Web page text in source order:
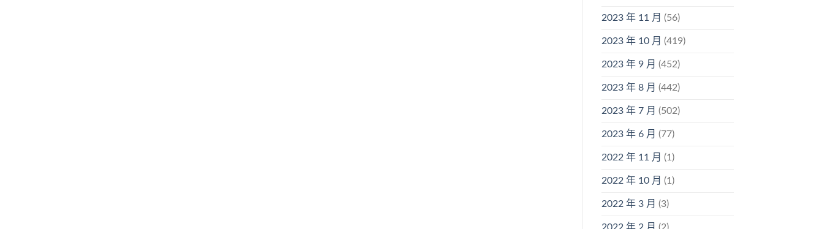
2023 年 11 月 (56)
2023 年 10 月 (419)
2023 年 9 月 (452)
2023 年 8 月 (442)
2023 年 7 月 (502)
2023 年 6 月 (77)
2022 年 11 月 (1)
2022 年 10 月 (1)
2022 年 3 月 (3)
2022 年 2 月 (2)